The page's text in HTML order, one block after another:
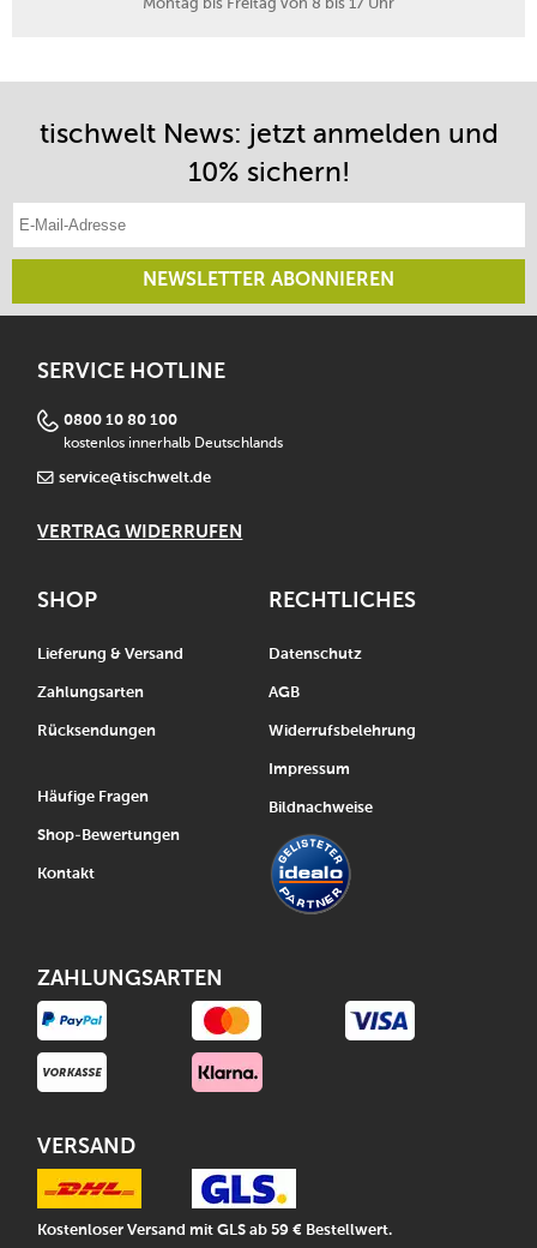
tischwelt News: jetzt anmelden und
10% sichern!
NEWSLETTER ABONNIEREN
SERVICE HOTLINE
0800 10 80 100
kostenlos innerhalb Deutschlands
service@tischwelt.de
VERTRAG WIDERRUFEN
SHOP
Lieferung & Versand
Zahlungsarten
Rücksendungen
Häufige Fragen
Shop-Bewertungen
Kontakt
RECHTLICHES
Datenschutz
AGB
Widerrufsbelehrung
Impressum
Bildnachweise
ZAHLUNGSARTEN
VERSAND
Kostenloser Versand mit GLS ab 59 € Bestellwert.